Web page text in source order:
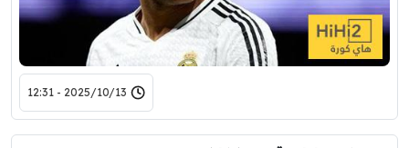
2025/10/13 - 12:31